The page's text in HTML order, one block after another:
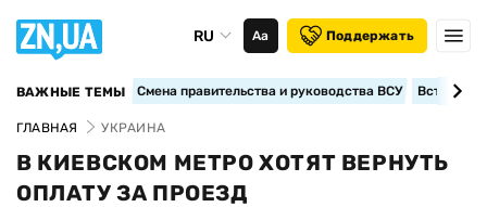
RU Аа Поддержать
ВАЖНЫЕ ТЕМЫ Смена правительства и руководства ВСУ
ГЛАВНАЯ УКРАИНА
В КИЕВСКОМ МЕТРО ХОТЯТ ВЕРНУТЬ
ОПЛАТУ ЗА ПРОЕЗД